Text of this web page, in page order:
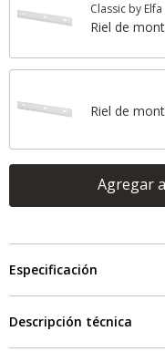
Classic by Elfa
Riel de
Riel de
Agregar
Especificación
Descripción técnica